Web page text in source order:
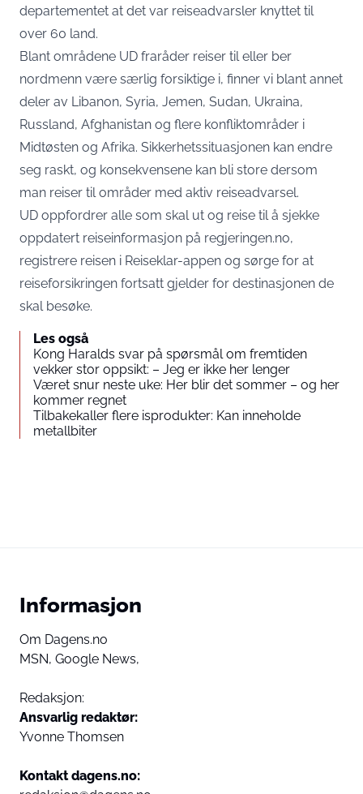
departementet at det var reiseadvarsler knyttet til
over 60 land.
Blant områdene UD fraråder reiser til eller ber
nordmenn være særlig forsiktige i, finner vi blant annet
deler av Libanon, Syria, Jemen, Sudan, Ukraina,
Russland, Afghanistan og flere konfliktområder i
Midtøsten og Afrika. Sikkerhetssituasjonen kan endre
seg raskt, og konsekvensene kan bli store dersom
man reiser til områder med aktiv reiseadvarsel.
UD oppfordrer alle som skal ut og reise til å sjekke
oppdatert reiseinformasjon på regjeringen.no,
registrere reisen i Reiseklar-appen og sørge for at
reiseforsikringen fortsatt gjelder for destinasjonen de
skal besøke.
Les også
Kong Haralds svar på spørsmål om fremtiden
vekker stor oppsikt: – Jeg er ikke her lenger
Været snur neste uke: Her blir det sommer – og her
kommer regnet
Tilbakekaller flere isprodukter: Kan inneholde
metallbiter
Informasjon
Om Dagens.no
MSN, Google News,
Redaksjon:
Ansvarlig redaktør:
Yvonne Thomsen
Kontakt dagens.no: